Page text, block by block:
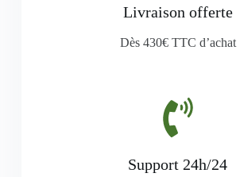
Livraison offerte
Dès 430€ TTC d’achat
Support 24h/24